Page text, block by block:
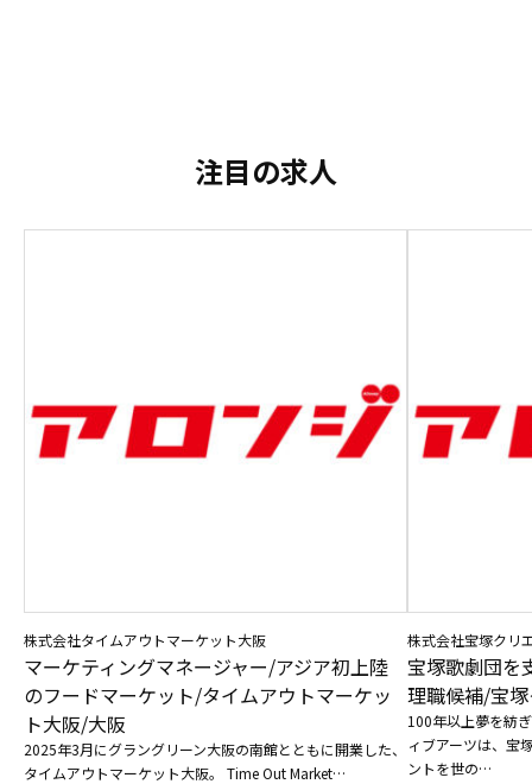
注目の求人
株式会社タイムアウトマーケット大阪
マーケティングマネージャー/アジア初上陸
のフードマーケット/タイムアウトマーケッ
ト大阪/大阪
2025年3月にグラングリーン大阪の南館とともに開業した、
タイムアウトマーケット大阪。 Time Out Market…
株式会社宝塚クリ
宝塚歌劇団を
理職候補/宝
100年以上夢を紡
ィブアーツは、宝
ントを世の…